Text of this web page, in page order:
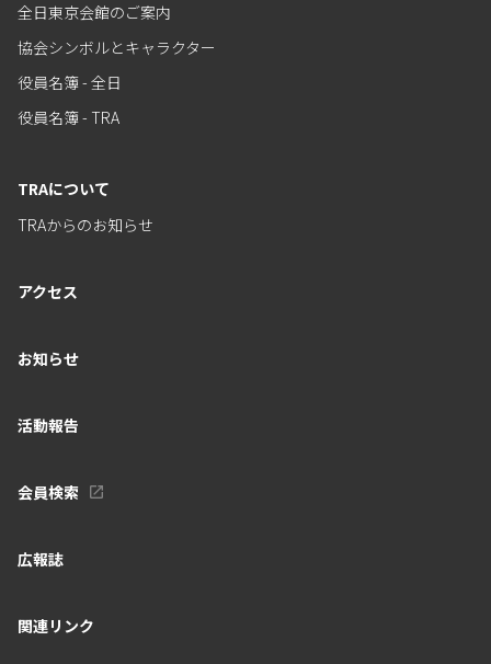
全日東京会館のご案内
協会シンボルとキャラクター
役員名簿 - 全日
役員名簿 - TRA
TRAについて
TRAからのお知らせ
アクセス
お知らせ
活動報告
会員検索
広報誌
関連リンク